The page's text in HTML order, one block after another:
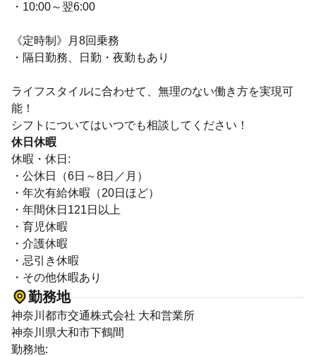
・10:00～翌6:00
《定時制》月8回乗務
・隔日勤務、日勤・夜勤もあり
ライフスタイルに合わせて、無理のない働き方を実現可
能！
シフトについてはいつでも相談してください！
休日休暇
休暇・休日:
・公休日（6日～8日／月）
・年次有給休暇（20日ほど）
・年間休日121日以上
・育児休暇
・介護休暇
・忌引き休暇
・その他休暇あり
勤務地
神奈川都市交通株式会社 大和営業所
神奈川県大和市下鶴間
勤務地: